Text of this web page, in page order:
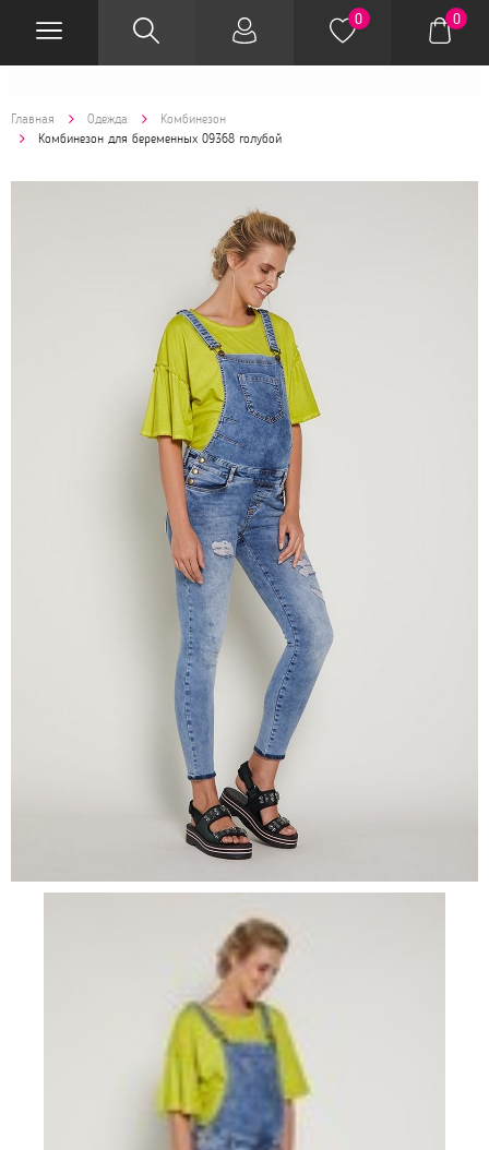
0 0
Главная Одежда
Комбинезон
Комбинезон для беременных 09368 голубой